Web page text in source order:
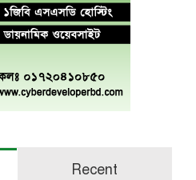
Recent